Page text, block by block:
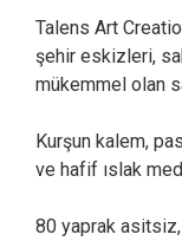
Talens Art
şehir eskizleri,
mükemmel olan
Kurşun kalem,
ve hafif ıslak
80 yaprak